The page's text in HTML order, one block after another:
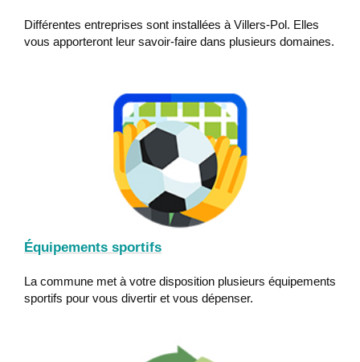
Différentes entreprises sont installées à Villers-Pol. Elles
vous apporteront leur savoir-faire dans plusieurs domaines.
Équipements sportifs
La commune met à votre disposition plusieurs équipements
sportifs pour vous divertir et vous dépenser.